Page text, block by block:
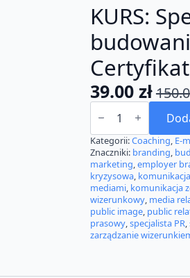
KURS:
Certyfikat
Pierwotna
cena
wynosiła:
150.00 zł.
39.00 zł
Aktualna
cena
wynosi:
39.00 zł.
ilość
KURS:
Public
Relations-
budowanie
wizerunku
i
komunikacji.
Certyfikat
Kategorii:Coaching, E-
Znaczniki: branding,
marketing,employer
kryzysowa,
mediami, komunikacja
wizerunkowy, media
public image, public
prasowy,specjalista PR,
zarządzanie